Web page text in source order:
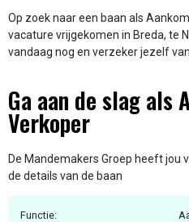
Op zoek naar een baan als
vacature vrijgekomen in Breda, te
vandaag nog en verzeker jezelf
Ga aan de slag als
Verkoper
De Mandemakers Groep heeft jou
de details van de baan
Functie: